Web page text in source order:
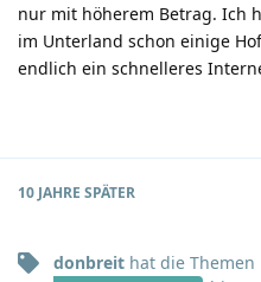
nur mit höherem Betrag. Ich
im Unterland schon einige
endlich ein schnelleres
10 JAHRE SPÄTER
donbreit hat die Themen